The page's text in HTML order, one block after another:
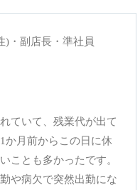
)・副店長・準社員
ていて、残業代が出て
か月前からこの日に休
ことも多かったです。
や病欠で突然出勤にな